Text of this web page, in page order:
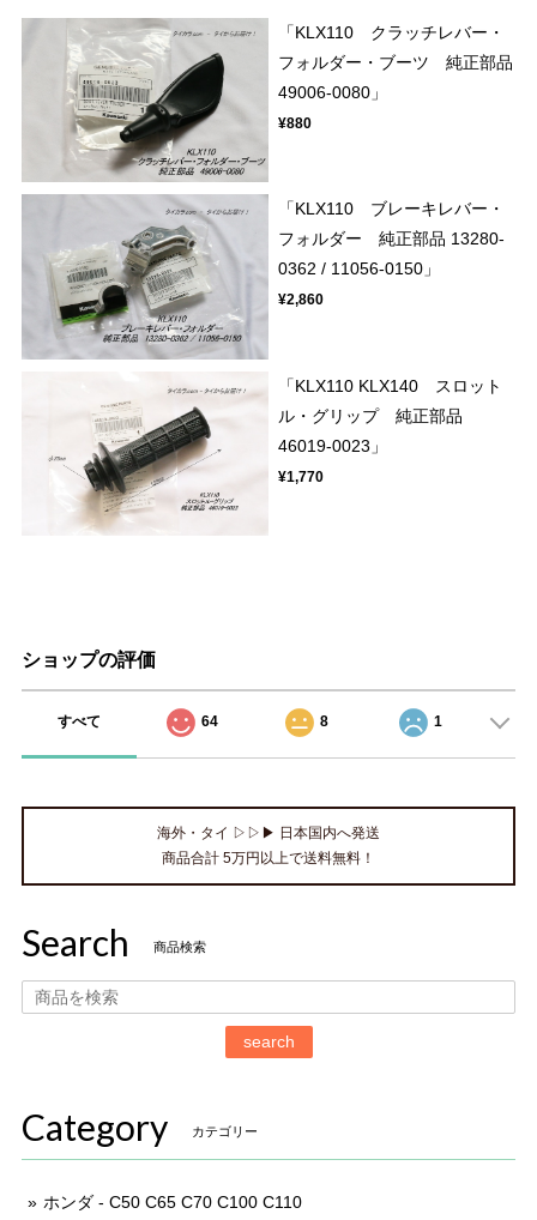
「KLX110 クラッチレバー・
フォルダー・ブーツ 純正部品
49006-0080」
¥880
「KLX110 ブレーキレバー・
フォルダー 純正部品 13280-
0362 / 11056-0150」
¥2,860
「KLX110 KLX140 スロット
ル・グリップ 純正部品
46019-0023」
¥1,770
ショップの評価
すべて 64 8 1
海外・タイ ▷▷▶ 日本国内へ発送
商品合計 5万円以上で送料無料！
Search 商品検索
search
Category カテゴリー
ホンダ - C50 C65 C70 C100 C110